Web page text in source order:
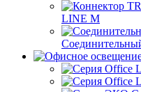
LINE M